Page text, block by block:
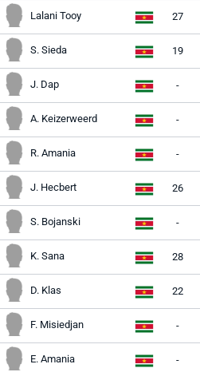
Lalani Tooy 27
S. Sieda 19
J. Dap -
A. Keizerweerd -
R. Amania -
J. Hecbert 26
S. Bojanski -
K. Sana 28
D. Klas 22
F. Misiedjan -
E. Amania -